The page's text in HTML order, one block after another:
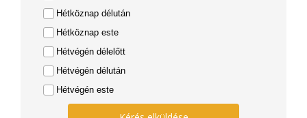
Hétköznap délután
Hétköznap este
Hétvégén délelőtt
Hétvégén délután
Hétvégén este